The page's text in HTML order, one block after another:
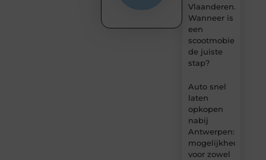
Vlaanderen.
Wanneer is
een
scootmobiel
de juiste
stap?
Auto snel
laten
opkopen
nabij
Antwerpen:
mogelijkheden
voor zowel